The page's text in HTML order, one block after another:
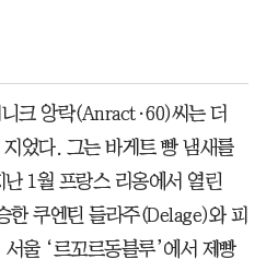
크 앙락(Anract·60)씨는 더
었다. 그는 바게트 빵 냄새를
1월 프랑스 리옹에서 열린
한 쿠엔틴 들라주(Delage)와 피
울 ‘르꼬르동블루’에서 제빵